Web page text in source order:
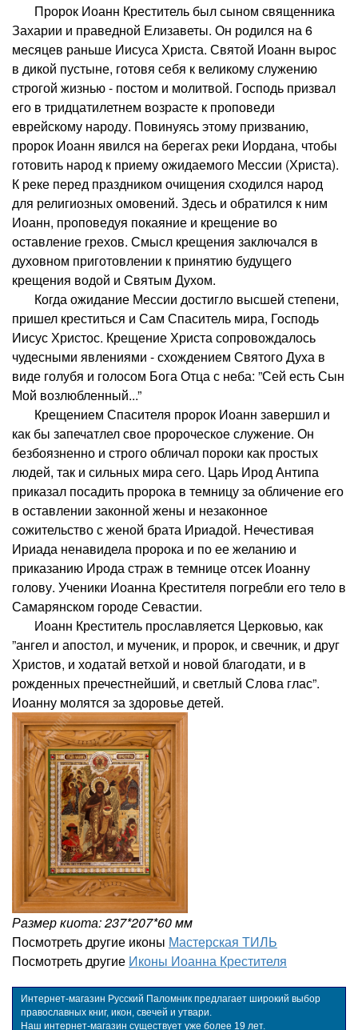
Пророк Иоанн Креститель был сыном священника
Захарии и праведной Елизаветы. Он родился на 6
месяцев раньше Иисуса Христа. Святой Иоанн вырос
в дикой пустыне, готовя себя к великому служению
строгой жизнью - постом и молитвой. Господь призвал
его в тридцатилетнем возрасте к проповеди
еврейскому народу. Повинуясь этому призванию,
пророк Иоанн явился на берегах реки Иордана, чтобы
готовить народ к приему ожидаемого Мессии (Христа).
К реке перед праздником очищения сходился народ
для религиозных омовений. Здесь и обратился к ним
Иоанн, проповедуя покаяние и крещение во
оставление грехов. Смысл крещения заключался в
духовном приготовлении к принятию будущего
крещения водой и Святым Духом.
Когда ожидание Мессии достигло высшей степени,
пришел креститься и Сам Спаситель мира, Господь
Иисус Христос. Крещение Христа сопровождалось
чудесными явлениями - схождением Святого Духа в
виде голубя и голосом Бога Отца с неба: ”Сей есть Сын
Мой возлюбленный...”
Крещением Спасителя пророк Иоанн завершил и
как бы запечатлел свое пророческое служение. Он
безбоязненно и строго обличал пороки как простых
людей, так и сильных мира сего. Царь Ирод Антипа
приказал посадить пророка в темницу за обличение его
в оставлении законной жены и незаконное
сожительство с женой брата Ириадой. Нечестивая
Ириада ненавидела пророка и по ее желанию и
приказанию Ирода страж в темнице отсек Иоанну
голову. Ученики Иоанна Крестителя погребли его тело в
Самарянском городе Севастии.
Иоанн Креститель прославляется Церковью, как
”ангел и апостол, и мученик, и пророк, и свечник, и друг
Христов, и ходатай ветхой и новой благодати, и в
рожденных пречестнейший, и светлый Слова глас”.
Иоанну молятся за здоровье детей.
Размер киота: 237*207*60 мм
Посмотреть другие иконы Мастерская ТИЛЬ
Посмотреть другие Иконы Иоанна Крестителя
Интернет-магазин Русский Паломник предлагает широкий выбор
православных книг, икон, свечей и утвари.
Наш интернет-магазин существует уже более 19 лет.